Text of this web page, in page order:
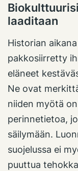
laaditaan
Historian
pakkosiirretty
eläneet
Ne ovat
niiden myötä
perinnetietoa,
säilymään.
suojelussa ei
puuttua